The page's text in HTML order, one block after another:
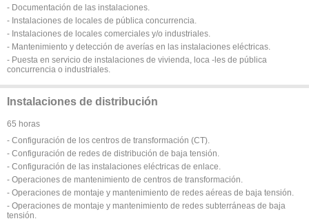
- Documentación de las instalaciones.
- Instalaciones de locales de pública concurrencia.
- Instalaciones de locales comerciales y/o industriales.
- Mantenimiento y detección de averías en las instalaciones eléctricas.
- Puesta en servicio de instalaciones de vivienda, loca -les de pública
concurrencia o industriales.
Instalaciones de distribución
65 horas
- Configuración de los centros de transformación (CT).
- Configuración de redes de distribución de baja tensión.
- Configuración de las instalaciones eléctricas de enlace.
- Operaciones de mantenimiento de centros de transformación.
- Operaciones de montaje y mantenimiento de redes aéreas de baja tensión.
- Operaciones de montaje y mantenimiento de redes subterráneas de baja
tensión.